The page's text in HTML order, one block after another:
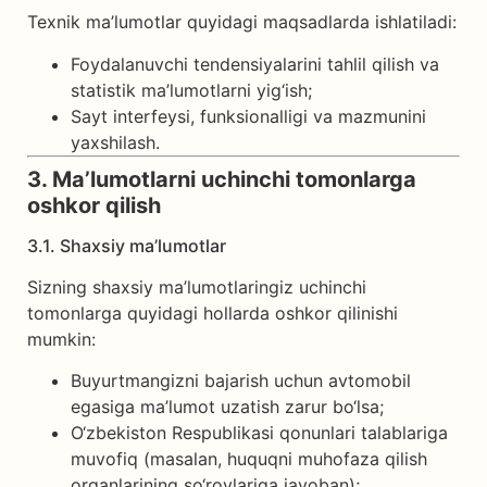
Texnik ma’lumotlar quyidagi maqsadlarda ishlatiladi:
Foydalanuvchi tendensiyalarini tahlil qilish va
statistik ma’lumotlarni yig‘ish;
Sayt interfeysi, funksionalligi va mazmunini
yaxshilash.
3. Ma’lumotlarni uchinchi tomonlarga
oshkor qilish
3.1. Shaxsiy ma’lumotlar
Sizning shaxsiy ma’lumotlaringiz uchinchi
tomonlarga quyidagi hollarda oshkor qilinishi
mumkin:
Buyurtmangizni bajarish uchun avtomobil
egasiga ma’lumot uzatish zarur bo‘lsa;
O‘zbekiston Respublikasi qonunlari talablariga
muvofiq (masalan, huquqni muhofaza qilish